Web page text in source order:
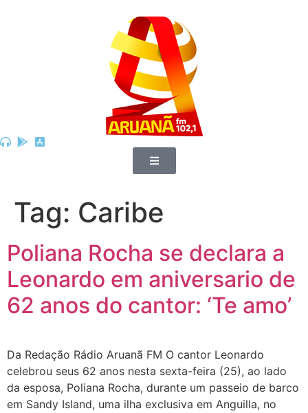
Tag: Caribe
Poliana Rocha se declara a
Leonardo em aniversario de
62 anos do cantor: ‘Te amo’
Da Redação Rádio Aruanã FM O cantor Leonardo
celebrou seus 62 anos nesta sexta-feira (25), ao lado
da esposa, Poliana Rocha, durante um passeio de barco
em Sandy Island, uma ilha exclusiva em Anguilla, no